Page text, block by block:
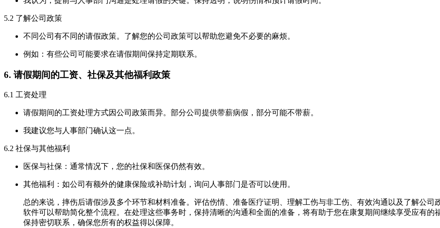
5.2 了解公司政策
不同公司有不同的请假政策。了解您的公司政策可以帮助您避免不必要的麻烦。
例如：有些公司可能要求在请假期间保持定期联系。
6. 请假期间的工资、社保及其他福利政策
6.1 工资处理
请假期间的工资处理方式因公司政策而异。部分公司提供带薪病假，部分可能不带薪。
我建议您与人事部门确认这一点。
6.2 社保与其他福利
医保与社保：通常情况下，您的社保和医保仍然有效。
其他福利：如公司有额外的健康保险或补助计划，询问人事部门是否可以使用。
总的来说，摔伤后请假涉及多个环节和材料准备。评估伤情、准备医疗证明、理解工伤与非工伤、有效沟通以及了解公司
软件可以帮助简化整个流程。在处理这些事务时，保持清晰的沟通和全面的准备，将有助于您在康复期间继续享受应有
保持密切联系，确保您所有的权益得以保障。